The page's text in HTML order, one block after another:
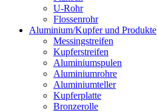
U-Rohr
Flossenrohr
Aluminium/Kupfer und Produkte
Messingstreifen
Kupferstreifen
Aluminiumspulen
Aluminiumrohre
Aluminiumteller
Kupferplatte
Bronzerolle